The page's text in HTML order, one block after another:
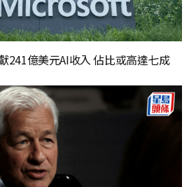
241億美元AI收入 佔比或高達七成